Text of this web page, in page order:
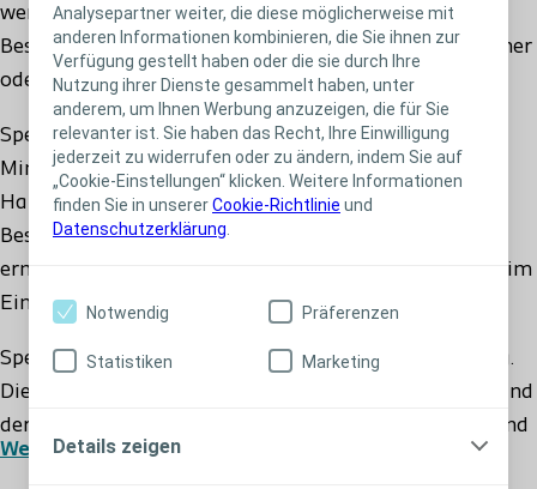
Analysepartner weiter, die diese möglicherweise mit
anderen Informationen kombinieren, die Sie ihnen zur
Verfügung gestellt haben oder die sie durch Ihre
Nutzung ihrer Dienste gesammelt haben, unter
anderem, um Ihnen Werbung anzuzeigen, die für Sie
relevanter ist. Sie haben das Recht, Ihre Einwilligung
jederzeit zu widerrufen oder zu ändern, indem Sie auf
„Cookie-Einstellungen“ klicken. Weitere Informationen
finden Sie in unsererCookie-Richtlinie und
Datenschutzerklärung
Notwendig Präferenzen
Statistiken Marketing
Details zeigen
werden, und es muss nicht auf die Aktivierung der
Beschichtung gewartet werden. Es geht nicht einfacher
oder schneller als mit diesem Katheter.
SpeediCath wurde für mehr Komfort und eine
Minimierung des Risikos einer Schädigung der
Harnröhre entwickelt. Die einzigartige hydrophile
Beschichtung und die polierten Katheteraugen
ermöglichen eine sanfte Katheterisierung (sowohl beim
Einführen als auch beim Entfernen des Katheters).
SpeediCath ist schnell und einfach in der Anwendung.
Die Öffnungshilfe ermöglicht ein einfaches Öffnen und
der Klebepunkt sorgt dafür, dass der Katheter während
der Vorbereitung sicher platziert werden kann.
Weiterlesen